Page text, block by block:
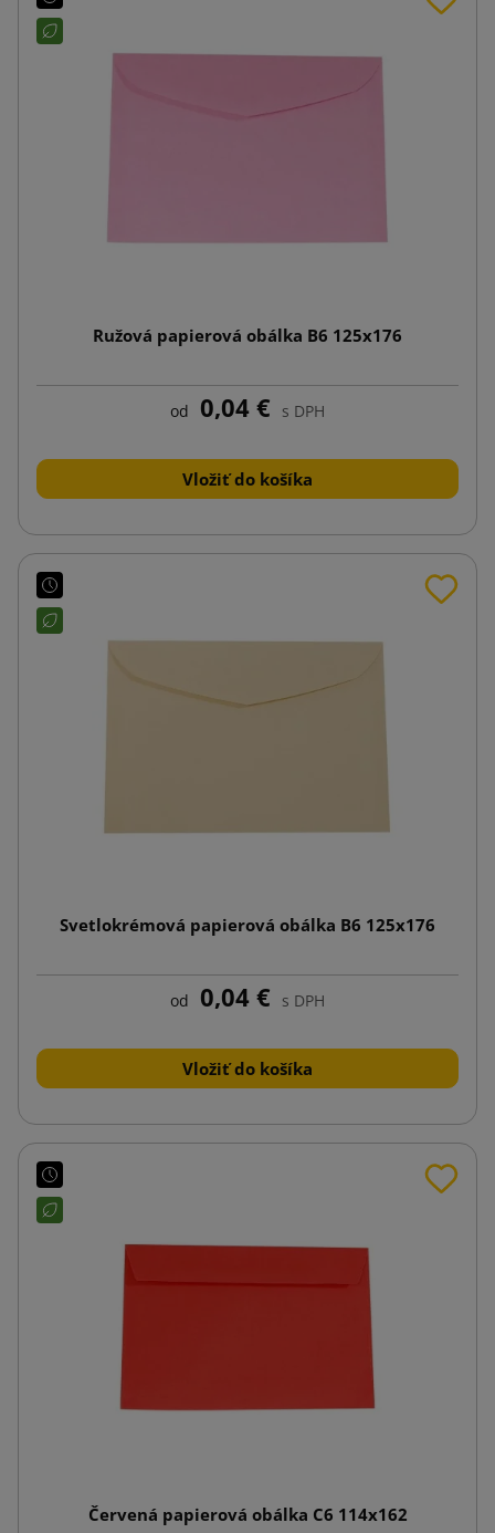
Ružová papierová obálka B6 125x176
od 0,04 € s DPH
Vložiť do košíka
Svetlokrémová papierová obálka B6 125x176
od 0,04 € s DPH
Vložiť do košíka
Červená papierová obálka C6 114x162